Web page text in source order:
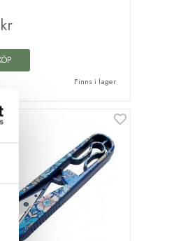
Finns i lager